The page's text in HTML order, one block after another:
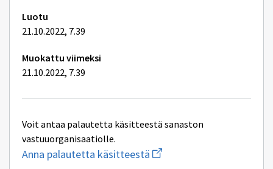
Luotu
21.10.2022, 7.39
Muokattu viimeksi
21.10.2022, 7.39
Voit antaa palautetta käsitteestä sanaston
vastuuorganisaatiolle.
Anna palautetta käsitteestä Aloita
uuden